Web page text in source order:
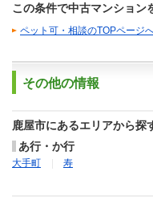
この条件で中古マンション
ペット可・相談のTOPページ
その他の情報
鹿屋市にあるエリアから探
あ行・か行
大手町 寿